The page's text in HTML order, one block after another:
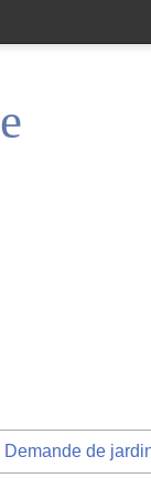
Demande de